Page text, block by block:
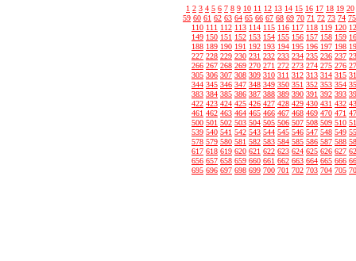
1 2 3 4 5 6 7 8 9 10 11 12 13 14 15 16 17 18 19 20
59 60 61 62 63 64 65 66 67 68 69 70 71 72 73 74 75
110 111 112 113 114 115 116 117 118 119 120
149 150 151 152 153 154 155 156 157 158 159
188 189 190 191 192 193 194 195 196 197 198
227 228 229 230 231 232 233 234 235 236 237
266 267 268 269 270 271 272 273 274 275 276
305 306 307 308 309 310 311 312 313 314 315
344 345 346 347 348 349 350 351 352 353 354
383 384 385 386 387 388 389 390 391 392 393
422 423 424 425 426 427 428 429 430 431 432
461 462 463 464 465 466 467 468 469 470 471
500 501 502 503 504 505 506 507 508 509 510
539 540 541 542 543 544 545 546 547 548 549
578 579 580 581 582 583 584 585 586 587 588
617 618 619 620 621 622 623 624 625 626 627
656 657 658 659 660 661 662 663 664 665 666
695 696 697 698 699 700 701 702 703 704 705